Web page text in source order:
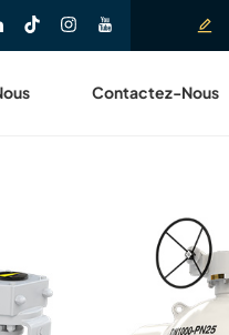
Contactez-Nous